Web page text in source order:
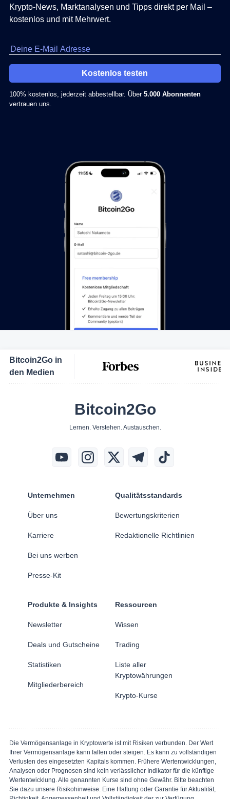
Krypto-News, Marktanalysen und Tipps direkt per Mail –
kostenlos und mit Mehrwert.
Kostenlos testen
100% kostenlos, jederzeit abbestellbar. Über 5.000 Abonnenten
vertrauen uns.
Bitcoin2Go in
den Medien
Bitcoin2Go
Lernen. Verstehen. Austauschen.
Unternehmen
Über uns
Karriere
Bei uns werben
Presse-Kit
Qualitätsstandards
Bewertungskriterien
Redaktionelle Richtlinien
Produkte & Insights
Newsletter
Deals und Gutscheine
Statistiken
Mitgliederbereich
Ressourcen
Wissen
Trading
Liste aller
Kryptowährungen
Krypto-Kurse
Die Vermögensanlage in Kryptowerte ist mit Risiken verbunden. Der Wert
Ihrer Vermögensanlage kann fallen oder steigen. Es kann zu vollständigen
Verlusten des eingesetzten Kapitals kommen. Frühere Wertentwicklungen,
Analysen oder Prognosen sind kein verlässlicher Indikator für die künftige
Wertentwicklung. Alle genannten Kurse sind ohne Gewähr. Bitte beachten
Sie dazu unsere Risikohinweise. Eine Haftung oder Garantie für Aktualität,